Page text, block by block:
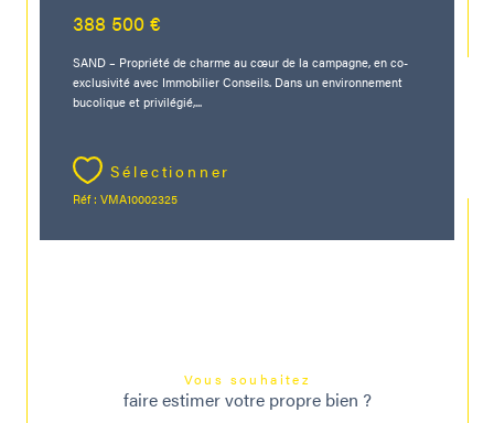
388 500 €
SAND – Propriété de charme au cœur de la campagne, en co-
exclusivité avec Immobilier Conseils. Dans un environnement
bucolique et privilégié,...
Sélectionner
Réf : VMA10002325
Vous souhaitez
faire estimer votre propre bien ?